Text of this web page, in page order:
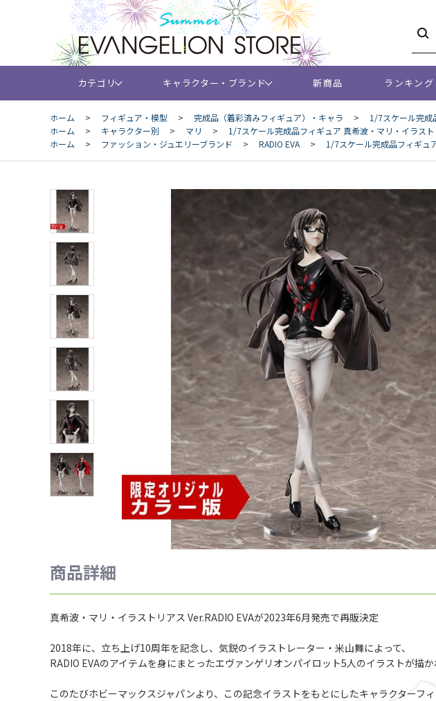
カテゴリ キャラクター・ブランド 新商品 ランキング
ホーム > フィギュア・模型 > 完成品（着彩済みフィギュア）・キャラ >
1/7スケール完成
ホーム
> キャラクター別 > マリ >
1/7スケール完成品フィギュア 真希波・マリ・イラスト
ホーム
> ファッション・ジュエリーブランド > RADIO EVA > 1/7スケール完成品フィギュ
商品詳細
真希波・マリ・イラストリアス Ver.RADIO EVAが2023年6月発売で再販決定
2018年に、立ち上げ10周年を記念し、気鋭のイラストレーター・米山舞によって、
RADIO EVAのアイテムを身にまとったエヴァンゲリオンパイロット5人のイラストが描か
このたびホビーマックスジャパンより、この記念イラストをもとにしたキャラクターフィ